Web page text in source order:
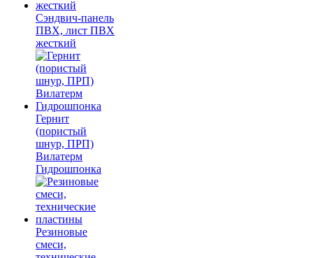
Сэндвич-панель
ПВХ, лист ПВХ
жесткий
Гернит
(пористый
шнур, ПРП)
Вилатерм
Гидрошпонка
Резиновые
смеси,